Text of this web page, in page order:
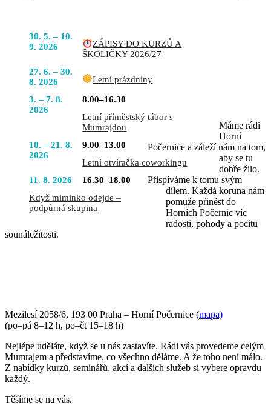
30. 5. – 10.
9. 2026
ZÁPISY DO KURZŮ A
ŠKOLIČKY 2026/27
27. 6. – 30.
8. 2026
Letní prázdniny
3. – 7. 8.
2026
8.00–16.30
Letní příměstský tábor s
Mumrajdou
10. – 21. 8.
2026
9.00–13.00
Letní otvíračka coworkingu
11. 8. 2026
16.30–18.00
Když miminko odejde –
podpůrná skupina
Máme rádi
Horní
Počernice a záleží nám na tom,
aby se tu
dobře žilo.
Přispíváme k tomu svým
dílem. Každá koruna nám
pomůže přinést do
Horních Počernic víc
radosti, pohody a pocitu
sounáležitosti.
Mezilesí 2058/6, 193 00 Praha – Horní Počernice (mapa)
(po–pá 8–12 h, po–čt 15–18 h)
Nejlépe uděláte, když se u nás zastavíte. Rádi vás provedeme celým
Mumrajem a představíme, co všechno děláme. A že toho není málo.
Z nabídky kurzů, seminářů, akcí a dalších služeb si vybere opravdu
každý.
Těšíme se na vás.